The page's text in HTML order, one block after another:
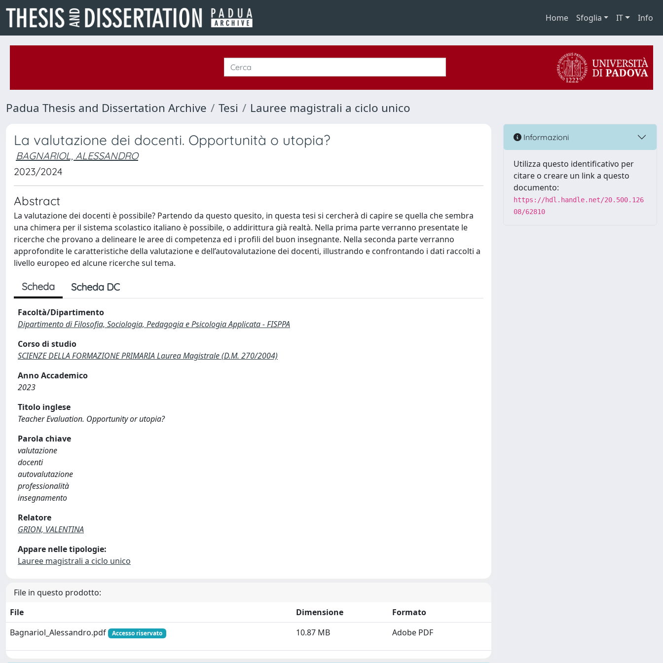
Home Sfoglia IT Info
Padua Thesis and Dissertation Archive Tesi Lauree magistrali a ciclo unico
La valutazione dei docenti. Opportunità o utopia?
BAGNARIOL, ALESSANDRO
2023/2024
Abstract
La valutazione dei docenti è possibile? Partendo da questo quesito, in questa tesi si cercherà di capire se quella che sembra
una chimera per il sistema scolastico italiano è possibile, o addirittura già realtà. Nella prima parte verranno presentate le
ricerche che provano a delineare le aree di competenza ed i profili del buon insegnante. Nella seconda parte verranno
approfondite le caratteristiche della valutazione e dell’autovalutazione dei docenti, illustrando e confrontando i dati raccolti a
livello europeo ed alcune ricerche sul tema.
Scheda Scheda DC
Facoltà/Dipartimento
Dipartimento di Filosofia, Sociologia, Pedagogia e Psicologia Applicata - FISPPA
Corso di studio
SCIENZE DELLA FORMAZIONE PRIMARIA Laurea Magistrale (D.M. 270/2004)
Anno Accademico
2023
Titolo inglese
Teacher Evaluation. Opportunity or utopia?
Parola chiave
valutazione
docenti
autovalutazione
professionalità
insegnamento
Relatore
GRION, VALENTINA
Appare nelle tipologie:
Lauree magistrali a ciclo unico
File in questo prodotto:
File
Dimensione
Formato
Bagnariol_Alessandro.pdf
Accesso riservato 10.87 MB Adobe PDF
Informazioni
Utilizza questo identificativo per
citare o creare un link a questo
documento:
https://hdl.handle.net/20.500.126
08/62810